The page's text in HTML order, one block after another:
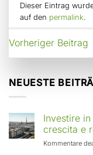
Dieser Eintrag
auf den permalink.
Vorheriger Beitrag
NEUESTE
Investire
crescita e
Kommentare